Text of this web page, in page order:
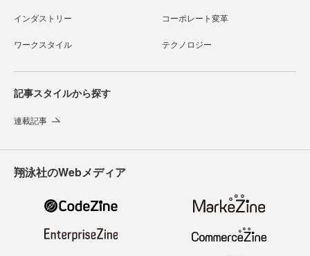
インダストリー コーポレート変革
ワークスタイル テクノロジー
記事スタイルから探す
連載記事
翔泳社のWebメディア